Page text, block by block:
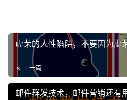
虚荣的人性陷阱，不要因为虚
上一篇
邮件群发技术，邮件营销还有